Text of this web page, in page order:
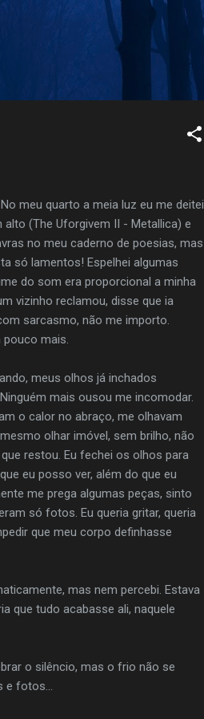
meu quarto a meia luz eu me deitei
(The Uforgivem II - Metallica) e
no meu caderno de poesias, mas
só lamentos! Espelhei algumas
do som era proporcional a minha
vizinho reclamou, disse que ia
sarcasmo, não me importo.
mais.
meus olhos já inchados
mais ousou me incomodar.
o calor no abraço, me olhavam
olhar imóvel, sem brilho, não
restou. Eu fechei os olhos para
eu posso ver, além do que eu
me prega algumas peças, sinto
só fotos. Eu queria gritar, queria
que meu corpo definhasse
mas nem percebi. Estava
que tudo acabasse ali, naquele
o silêncio, mas o frio não se
fotos...